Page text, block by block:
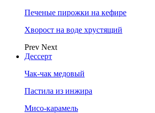
Печеные пирожки на кефире
Хворост на воде хрустящий
Prev Next
Дессерт
Чак-чак медовый
Пастила из инжира
Мисо-карамель